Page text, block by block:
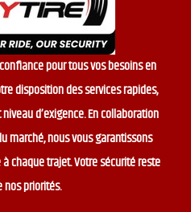
pour tous vos besoins en
disposition des services rapides,
d’exigence. En collaboration
marché, nous vous garantissons
chaque trajet. Votre sécurité reste
priorités.